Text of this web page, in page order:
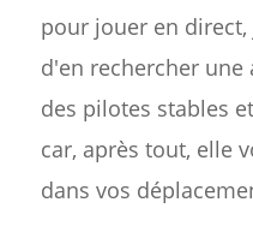
pour jouer en
d'en rechercher une
des pilotes stables
car, après tout, elle
dans vos